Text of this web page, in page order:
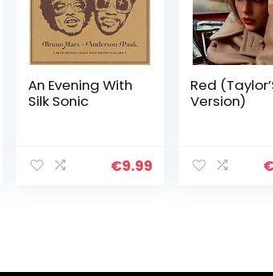
An Evening With
Silk Sonic
€9.99
Red
Version)
€